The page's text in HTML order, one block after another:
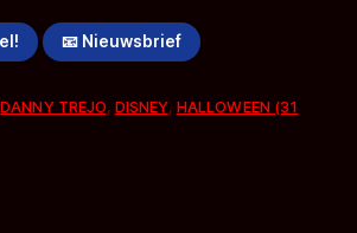
📧 Nieuwsbrief
DANNY TREJO, DISNEY, HALLOWEEN (31